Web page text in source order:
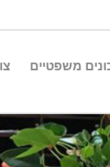
משפטיים